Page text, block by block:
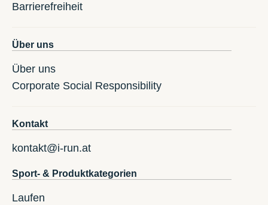
Barrierefreiheit
Über uns
Über uns
Corporate Social Responsibility
Kontakt
kontakt@i-run.at
Sport- & Produktkategorien
Laufen